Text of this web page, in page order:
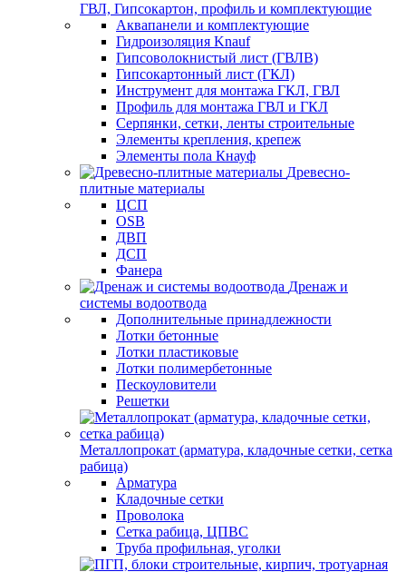
ГВЛ, Гипсокартон, профиль и комплектующие
Аквапанели и комплектующие
Гидроизоляция Knauf
Гипсоволокнистый лист (ГВЛВ)
Гипсокартонный лист (ГКЛ)
Инструмент для монтажа ГКЛ, ГВЛ
Профиль для монтажа ГВЛ и ГКЛ
Серпянки, сетки, ленты строительные
Элементы крепления, крепеж
Элементы пола Кнауф
Древесно-
плитные материалы
ЦСП
OSB
ДВП
ДСП
Фанера
Дренаж и
системы водоотвода
Дополнительные принадлежности
Лотки бетонные
Лотки пластиковые
Лотки полимербетонные
Пескоуловители
Решетки
Металлопрокат (арматура, кладочные сетки, сетка
рабица)
Арматура
Кладочные сетки
Проволока
Сетка рабица, ЦПВС
Труба профильная, уголки